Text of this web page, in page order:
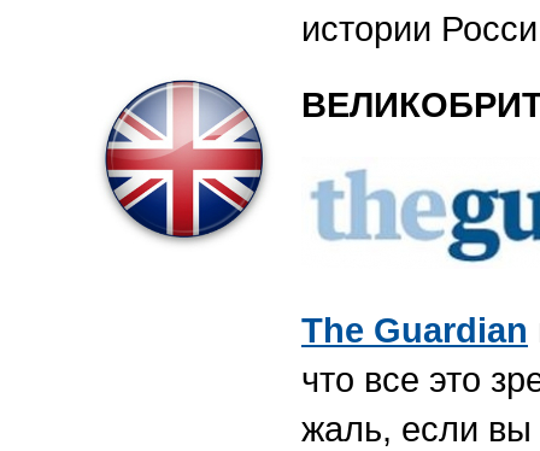
истории
The Guardian
что все это
жаль, если вы